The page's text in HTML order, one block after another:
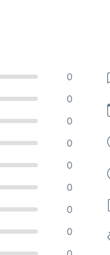
0
0
0
0
0
0
0
0